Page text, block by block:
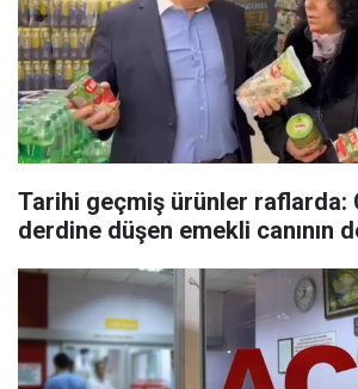
Tarihi geçmiş ürünler raflarda:
derdine düşen emekli canının